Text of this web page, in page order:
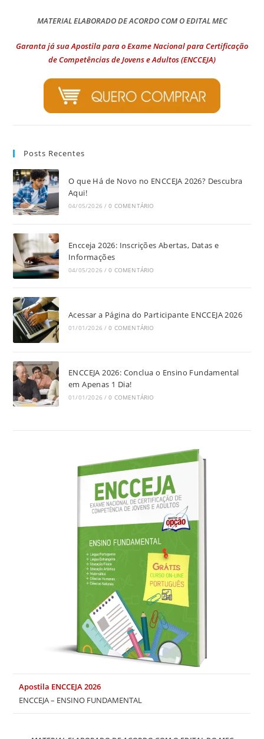
MATERIAL ELABORADO DE ACORDO COM O EDITAL MEC
Garanta já sua Apostila para o Exame Nacional para Certificação
de Competências de Jovens e Adultos (ENCCEJA)
Posts Recentes
O que Há de Novo no ENCCEJA 2026? Descubra
Aqui!
04/05/2026 / 0 COMENTÁRIO
Encceja 2026: Inscrições Abertas, Datas e
Informações
04/05/2026 / 0 COMENTÁRIO
Acessar a Página do Participante ENCCEJA 2026
01/01/2026 / 0 COMENTÁRIO
ENCCEJA 2026: Conclua o Ensino Fundamental
em Apenas 1 Dia!
01/01/2026 / 0 COMENTÁRIO
Apostila ENCCEJA 2026
ENCCEJA – ENSINO FUNDAMENTAL